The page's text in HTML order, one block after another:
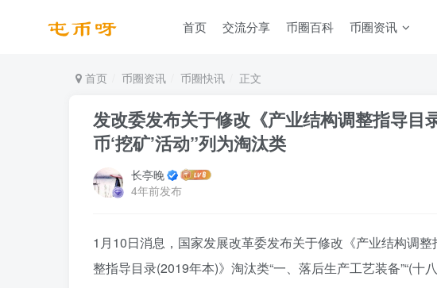
首页 交流分享 币圈百科 币圈资讯
首页 币圈资讯 币圈快讯 正文
发改委发布关于修改《产业结构调整指导目
币‘挖矿’活动”列为淘汰类
长亭晚
4年前发布
1月10日消息，国家发展改革委发布关于修改《产业结构调
整指导目录(2019年本)》淘汰类“一、落后生产工艺装备”“(十